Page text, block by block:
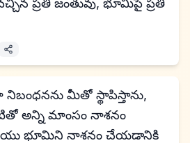
ప్రతి జంతువు, భూమిపై ప్రతి
మీతో స్థాపిస్తాను,
అన్ని మాంసం నాశనం
భూమిని నాశనం చేయడానికి